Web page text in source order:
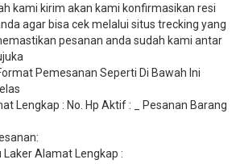
kami kirim akan kami konfirmasikan resi
agar bisa cek melalui situs trecking yang
pesanan anda sudah kami antar
Pemesanan Seperti Di Bawah Ini
Lengkap : No. Hp Aktif : _ Pesanan Barang
Laker Alamat Lengkap :